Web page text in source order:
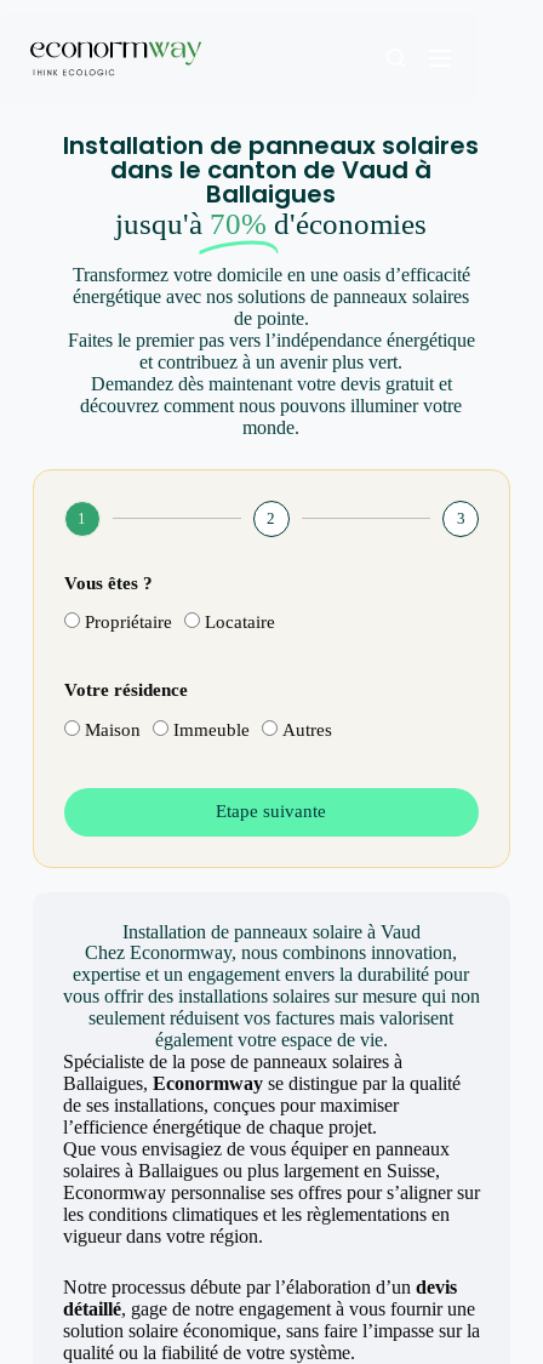
Installation de panneaux solaires
dans le canton de Vaud à
Ballaigues
jusqu'à 70% d'économies
Transformez votre domicile en une oasis d’efficacité
énergétique avec nos solutions de panneaux solaires
de pointe.
Faites le premier pas vers l’indépendance énergétique
et contribuez à un avenir plus vert.
Demandez dès maintenant votre devis gratuit et
découvrez comment nous pouvons illuminer votre
monde.
1 2 3
Vous êtes ?
Propriétaire Locataire
Votre résidence
Maison Immeuble Autres
Etape suivante
Installation de panneaux solaire à Vaud
Chez Econormway, nous combinons innovation,
expertise et un engagement envers la durabilité pour
vous offrir des installations solaires sur mesure qui non
seulement réduisent vos factures mais valorisent
également votre espace de vie.
Spécialiste de la pose de panneaux solaires à
Ballaigues, Econormwayse distingue par la qualité
de ses installations, conçues pour maximiser
l’efficience énergétique de chaque projet.
Que vous envisagiez de vous équiper en panneaux
solaires à Ballaigues ou plus largement en Suisse,
Econormway personnalise ses offres pour s’aligner sur
les conditions climatiques et les règlementations en
vigueur dans votre région.
Notre processus débute par l’élaboration d’un devis
détaillé, gage de notre engagement à vous fournir une
solution solaire économique, sans faire l’impasse sur la
qualité ou la fiabilité de votre système.